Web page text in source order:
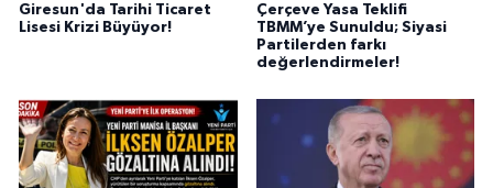
Giresun'da Tarihi Ticaret
Lisesi Krizi Büyüyor!
Çerçeve Yasa Teklifi
TBMM’ye Sunuldu; Siyasi
Partilerden farkı
değerlendirmeler!